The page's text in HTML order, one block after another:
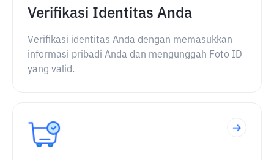
Verifikasi Identitas Anda
Verifikasi identitas Anda dengan memasukkan
informasi pribadi Anda dan mengunggah Foto ID
yang valid.